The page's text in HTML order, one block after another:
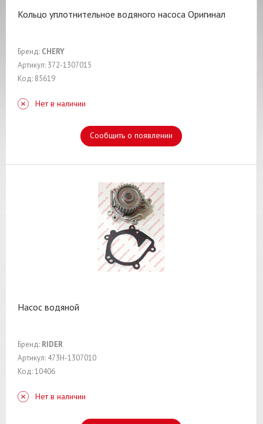
Кольцо уплотнительное водяного насоса Оригинал
Бренд: CHERY
Артикул: 372-1307015
Код: 85619
Нет в наличии
Сообщить о появлении
Насос водяной
Бренд: RIDER
Артикул: 473H-1307010
Код: 10406
Нет в наличии